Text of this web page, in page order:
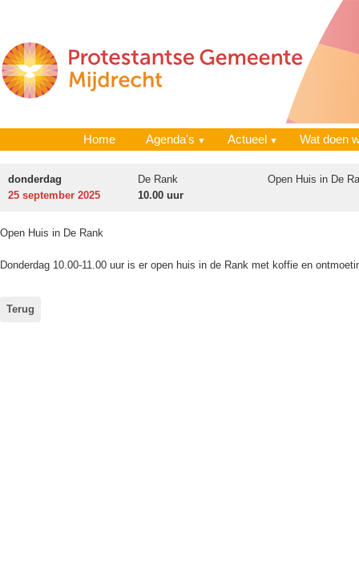
Home Agenda's Actueel Wat doen
donderdag
25 september 2025
De Rank
10.00 uur
Open Huis in De
Open Huis in De Rank
Donderdag 10.00-11.00 uur is er open huis in de Rank met koffie en
Terug